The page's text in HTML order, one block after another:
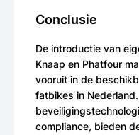
Conclusie
De introductie van
Knaap en Phatfour
vooruit in de
fatbikes in
compliance, bieden